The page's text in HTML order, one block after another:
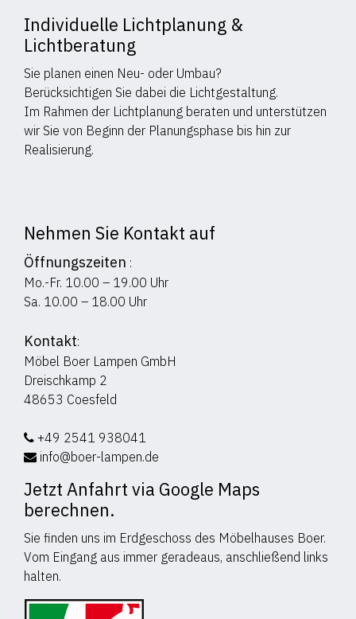
Individuelle Lichtplanung &
Lichtberatung
Sie planen einen Neu- oder Umbau?
Berücksichtigen Sie dabei die Lichtgestaltung.
Im Rahmen der Lichtplanung beraten und unterstützen
wir Sie von Beginn der Planungsphase bis hin zur
Realisierung.
Nehmen Sie Kontakt auf
Öffnungszeiten :
Mo.-Fr. 10.00 – 19.00 Uhr
Sa. 10.00 – 18.00 Uhr
Kontakt:
Möbel Boer Lampen GmbH
Dreischkamp 2
48653 Coesfeld
+49 2541 938041
info@boer-lampen.de
Jetzt Anfahrt via Google Maps
berechnen.
Sie finden uns im Erdgeschoss des Möbelhauses Boer.
Vom Eingang aus immer geradeaus, anschließend links
halten.